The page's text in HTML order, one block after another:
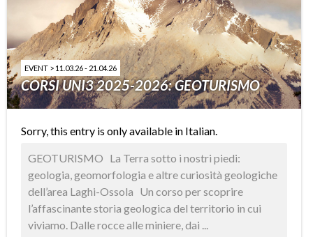
EVENT > 11.03.26 - 21.04.26
CORSI UNI3 2025-2026: GEOTURISMO
Sorry, this entry is only available in Italian.
GEOTURISMO La Terra sotto i nostri piedi:
geologia, geomorfologia e altre curiosità geologiche
dell’area Laghi-Ossola Un corso per scoprire
l’affascinante storia geologica del territorio in cui
viviamo. Dalle rocce alle miniere, dai ...